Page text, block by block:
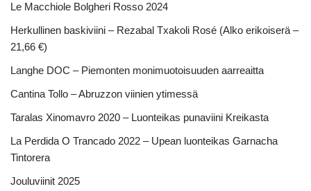
Le Macchiole Bolgheri Rosso 2024
Herkullinen baskiviini – Rezabal Txakoli Rosé (Alko erikoiserä –
21,66 €)
Langhe DOC – Piemonten monimuotoisuuden aarreaitta
Cantina Tollo – Abruzzon viinien ytimessä
Taralas Xinomavro 2020 – Luonteikas punaviini Kreikasta
La Perdida O Trancado 2022 – Upean luonteikas Garnacha
Tintorera
Jouluviinit 2025